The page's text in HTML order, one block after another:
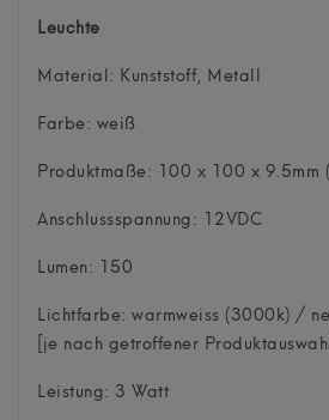
Leuchte
Material: Kunststoff, Metall
Farbe: weiß
Produktmaße: 100 x 100 x 9.5mm
Anschlussspannung: 12VDC
Lumen: 150
Lichtfarbe: warmweiss (3000k) /
[je nach getroffener Produktauswahl]
Leistung: 3 Watt